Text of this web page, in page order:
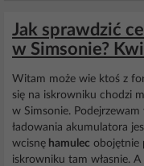
Jak sprawdzić
w Simsonie?
Witam może wie ktoś z
się na iskrowniku chodzi
w Simsonie. Podejrzewam
ładowania akumulatora
wcisnę hamulec obojętnie
iskrowniku tam własnie.